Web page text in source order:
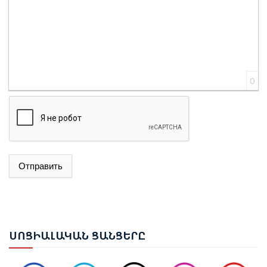
0
Отправить
ՍՈՑԻԱԼԱԿԱՆ ՑԱՆՑԵՐԸ
ԱԴՐԲԵՋԱՆԻ ԱԳ ՆԱԽԱՐԱՐ ՋԵՅՀՈՒՆ ԲԱՅՐԱՄՈՎԸ
ԵՐԵՎԱՆՈՒՄ ԿԱՅԱՑԵԼ Է ԱՆԻԻ ԿԱՄՐՋԻ
ՎԵՐԱԿԱՆԳՆՄԱՆ ՀԱՐՑԵՐՈՎ ՀԱՅԱՍՏԱՆ-ԹՈՒՐՔԻԱ